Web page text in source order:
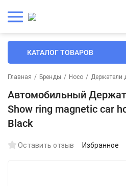
КАТАЛОГ ТОВАРОВ
Главная / Бренды / Hoco / Держатели
Автомобильный
Show ring magnetic car
Black
Оставить отзыв Избранное